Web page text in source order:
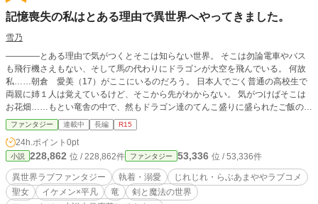
記憶喪失の私はとある理由で異世界へやってきました。
雪乃
――――とある理由で気がつくとそこは知らない世界。 そこは勿論電車やバス
も飛行機さえもない、そして馬の代わりにドラゴンが大空を飛んでいる。 何故
私……朝倉 愛美（17）がここにいるのだろう。 日本人でごく普通の高校生で
両親に姉１人は覚えているけど、そこから先がわからない。 気がつけばそこは
お花畑……もとい竜舎の中で、然もドラゴン達のてんこ盛りに盛られたご飯の上
で気を失っていた。 そんな私を見つけたのはその竜舎持ち主であるというエク
スティーダ公爵。 何も分からない私をエクスティーダ公爵は面倒を見てくれた
のはいいけれど、殆ど姿を見せないし屋敷内は自由だけれども外へは出るなと告
げられる。 おまけに私が発見された場所……そこにいたドラゴンさんと私は会
話が出来た事に思わず吃驚。 メルヘンだぁ～と喜んでいればどうやらドラゴン
さん達と会話できるのは私だけ!? そんなこんなで1ヶ月――――色々この状態に
離れた頃、もしかしてこれは拉致監禁でないかと疑問を持った私は、これから脱
ファンタジー 連載中 長編 R15
24h.ポイント 0pt
小説 228,862 位 / 228,862件 ファンタジー 53,336 位 / 53,336件
異世界ラブファンタジー 執着・溺愛
じれじれ・らぶあまややラブコメ
聖女
イケメン×平凡 竜
剣と魔法の世界